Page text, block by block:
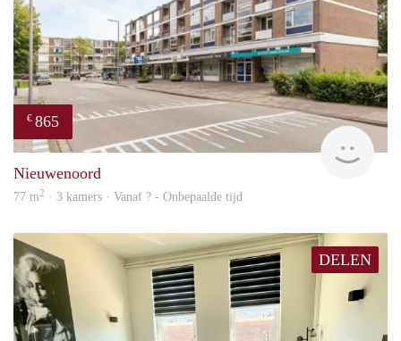
€ 865
Nieuwenoord
77 m2 · 3 kamers · Vanaf ? - Onbepaalde tijd
DELEN